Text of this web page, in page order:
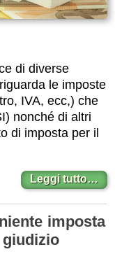
di diverse
le imposte
IVA, ecc,) che
nonché di altri
di imposta per il
Leggi tutto…
imposta